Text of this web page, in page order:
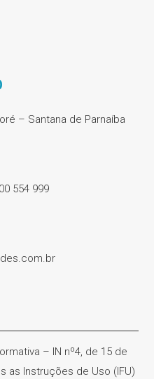
– Santana de Parnaíba
554 999
– IN nº4, de 15 de
as Instruções de Uso (IFU)